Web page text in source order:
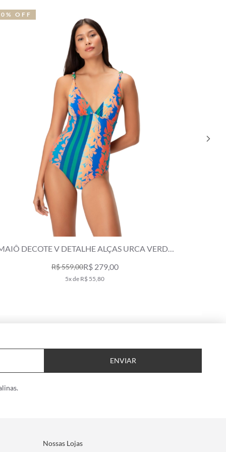
DECOTE V DETALHE ALÇAS URCA VERDE
R$ 559,00R$ 279,00
5x de R$ 55,80
OFF
ENVIAR
Nossas Lojas